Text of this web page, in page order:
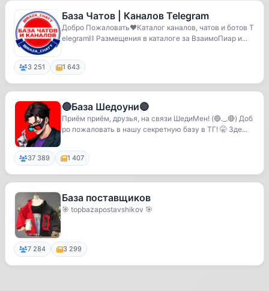
База Чатов | Каналов Telegram
Добро Пожаловать♥️Каталог каналов, чатов и ботов T
elegram⛓️ Размещения в каталоге за ВзаимоПиар и...
3 251 1 643
🔵База Шедоуни🔴
Приём приём, друзья, на связи ШедиМен! (🔵._.🔴) Доб
ро пожаловать в нашу секретную базу в ТГ! 🤫 Зде...
37 389 1 407
База поставщиков
🎯 topbazapostavshikov 🎯
7 284 3 299